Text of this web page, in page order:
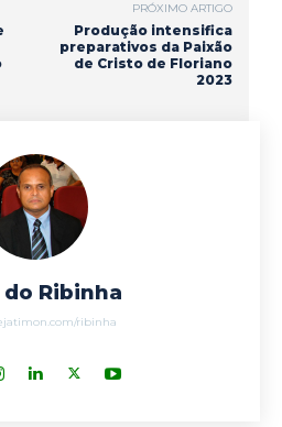
PRÓXIMO ARTIGO
Produção intensifica
preparativos da Paixão
de Cristo de Floriano
2023
Ribinha
ribinha